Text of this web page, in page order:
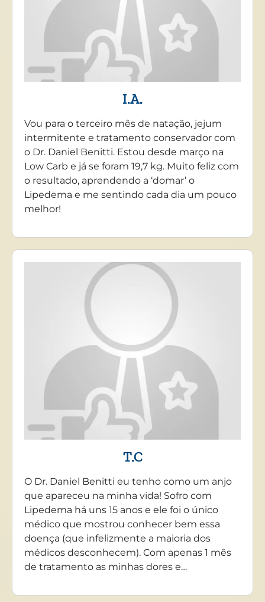
I.A.
Vou para o terceiro mês de natação, jejum
intermitente e tratamento conservador com
o Dr. Daniel Benitti. Estou desde março na
Low Carb e já se foram 19,7 kg. Muito feliz com
o resultado, aprendendo a ‘domar’ o
Lipedema e me sentindo cada dia um pouco
melhor!
T.C
O Dr. Daniel Benitti eu tenho como um anjo
que apareceu na minha vida! Sofro com
Lipedema há uns 15 anos e ele foi o único
médico que mostrou conhecer bem essa
doença (que infelizmente a maioria dos
médicos desconhecem). Com apenas 1 mês
de tratamento as minhas dores e…